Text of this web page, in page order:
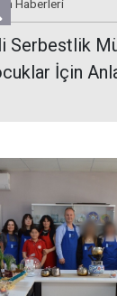
Haberleri
Serbestlik
İçin